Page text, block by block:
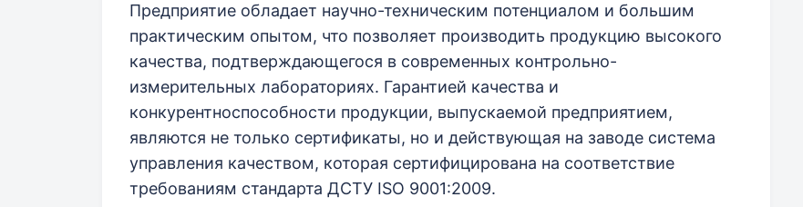
Предприятие обладает научно-техническим потенциалом и большим
практическим опытом, что позволяет производить продукцию высокого
качества, подтверждающегося в современных контрольно-
измерительных лабораториях. Гарантией качества и
конкурентноспособности продукции, выпускаемой предприятием,
являются не только сертификаты, но и действующая на заводе система
управления качеством, которая сертифицирована на соответствие
требованиям стандарта ДСТУ ISO 9001:2009.